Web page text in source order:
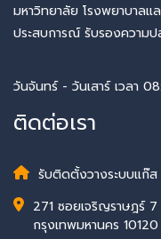
มหาวิทยาลัย โรงพยาบาลแ
ประสบการณ์ รับรองความ
วันจันทร์ - วันเสาร์ เวลา
ติดต่อเรา
รับติดตั้งวางระบบแก๊
271 ซอยเจริญราษฎร์
กรุงเทพมหานคร 10120